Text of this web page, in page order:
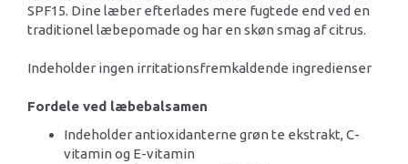
SPF15. Dine læber efterlades mere fugtede end ved en
traditionel læbepomade og har en skøn smag af citrus.
Indeholder ingen irritationsfremkaldende ingredienser
Fordele ved læbebalsamen
Indeholder antioxidanterne grøn te ekstrakt, C-
vitamin og E-vitamin